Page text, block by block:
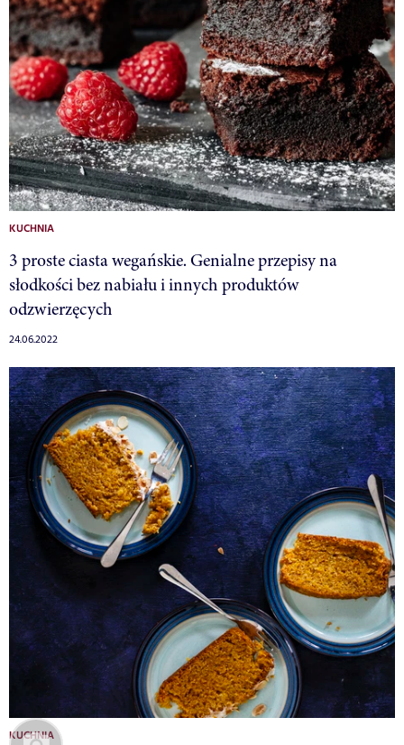
KUCHNIA
3 proste ciasta wegańskie. Genialne przepisy na
słodkości bez nabiału i innych produktów
odzwierzęcych
24.06.2022
KUCHNIA